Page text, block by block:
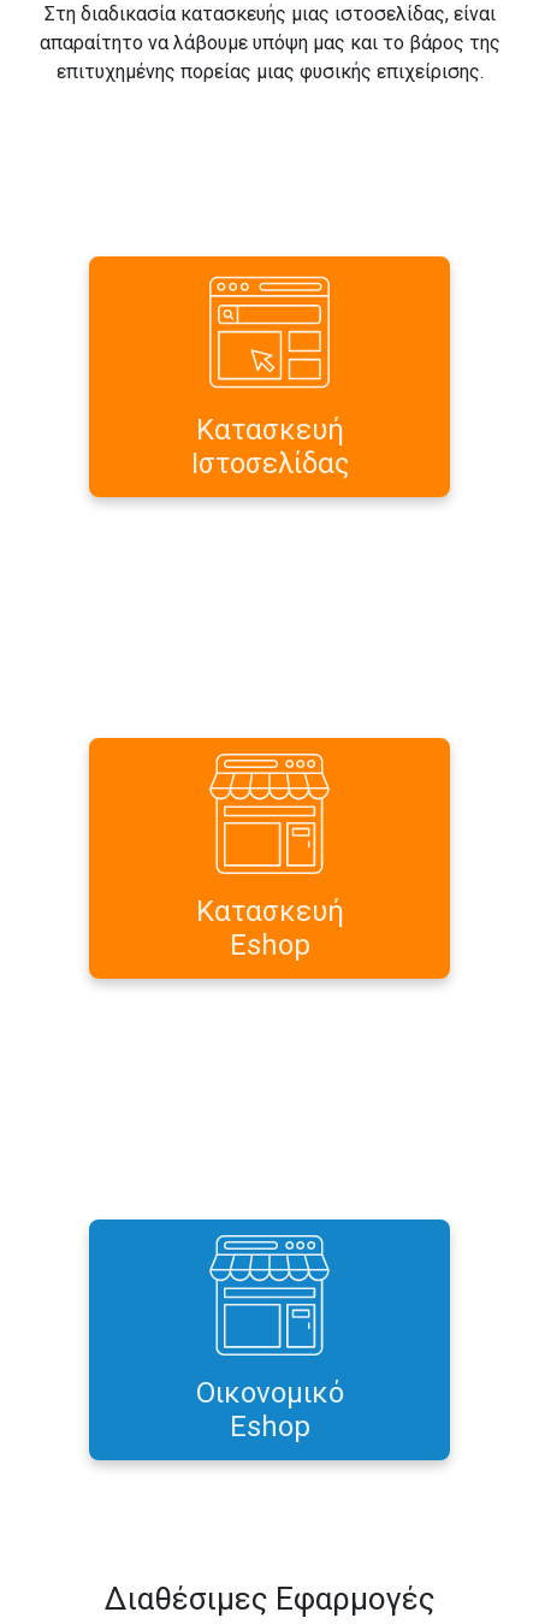
Στη διαδικασία κατασκευής μιας ιστοσελίδας, είναι
απαραίτητο να λάβουμε υπόψη μας και το βάρος της
επιτυχημένης πορείας μιας φυσικής επιχείρισης.
Κατασκευή
Ιστοσελίδας
Σχεδιασμός και ανάπτυξη
δυναμικής ιστοσελίδας ή
εξειδικευμένης web εφαρμογής
σύμφωνα με τις δικές σας
Περισσότερα...
Κατασκευή
Eshop
Κατασκευή Eshop Ηλεκτρονικού
Καταστήματος κατά παραγγελία,
Εφαρμόζουμε σύγχρονες μεθόδους
σχεδίασης και προώθησης
παρέχοντας ολοκληρωμένες
Περισσότερα...
Οικονομικό
Eshop
Ξεκινήστε άμεσα το δικό σας
ηλεκτρονικό κατάστημά, χωρίς
γνώσεις προγραμματισμού,
οικονομικά και αξιόπιστα
Περισσότερα...
Διαθέσιμες Εφαρμογές